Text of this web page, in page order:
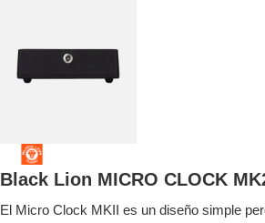
Black Lion MICRO CLOCK
El Micro Clock MKII es un diseño simple